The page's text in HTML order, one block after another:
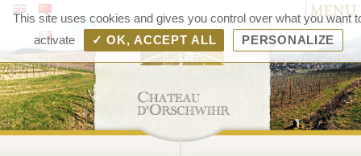
–
MENU
This site uses cookies and gives you control over what you want
activate
✓ OK, ACCEPT ALL PERSONALIZE